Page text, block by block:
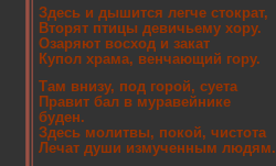
Здесь и дышится легче стократ,
Вторят птицы девичьему хору.
Озаряют восход и закат
Купол храма, венчающий гору.
Там внизу, под горой, суета
Правит бал в муравейнике
буден.
Здесь молитвы, покой, чистота
Лечат души измученным людям.